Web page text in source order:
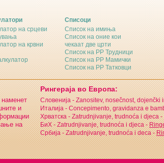
на срцеви
на крвни
Списоци
Список на имиња
Список на оние кои
чекаат две црти
Список на РР Трудници
Список на РР Мамички
Список на РР Татковци
наменет
и
на
Рингераја во Европа:
Словенија - Zanositev, nosečnost, dojenčki
Италија - Concepimento, gravidanza e
Хрватска - Zatrudnjivanje, trudnoća i djeca -
БиХ - Zatrudnjivanje, trudnoća i djeca -
Србија - Zatrudnjivanje, trudnoća i deca -